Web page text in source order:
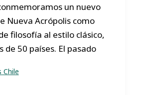
un nuevo
Nueva Acrópolis como
filosofía al estilo clásico,
de 50 países. El pasado
Chile